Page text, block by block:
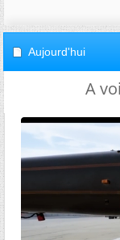
Aujourd'hui
A